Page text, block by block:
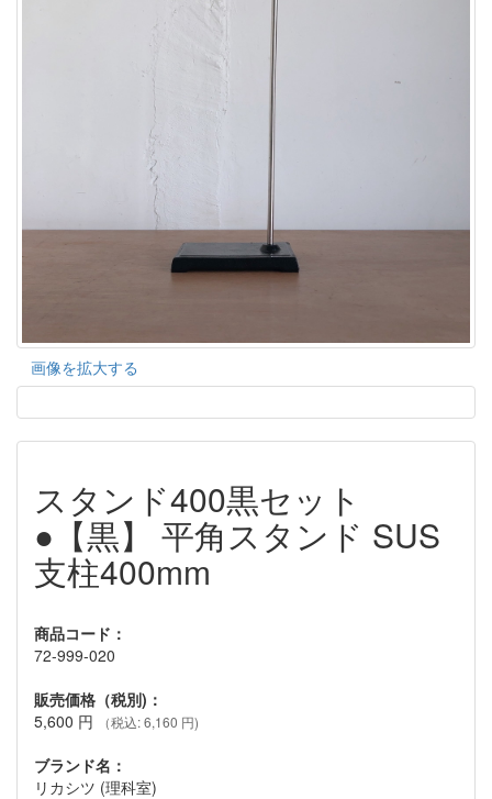
画像を拡大する
スタンド400黒セット
●【黒】 平角スタンド SUS
支柱400mm
商品コード：
72-999-020
販売価格（税別)：
5,600 円 （税込: 6,160 円)
ブランド名：
リカシツ (理科室)